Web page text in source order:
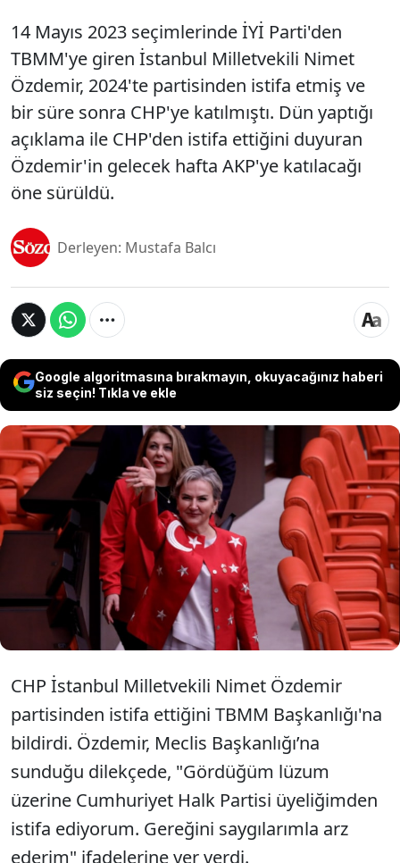
14 Mayıs 2023 seçimlerinde İYİ Parti'den
TBMM'ye giren İstanbul Milletvekili Nimet
Özdemir, 2024'te partisinden istifa etmiş ve
bir süre sonra CHP'ye katılmıştı. Dün yaptığı
açıklama ile CHP'den istifa ettiğini duyuran
Özdemir'in gelecek hafta AKP'ye katılacağı
öne sürüldü.
Derleyen: Mustafa Balcı
Google algoritmasına bırakmayın, okuyacağınız haberi
siz seçin! Tıkla ve ekle
14 Mayıs 2023 seçimlerinde İYİ Parti'den
TBMM'ye giren İstanbul Milletvekili Nimet
Özdemir, 2024'te partisinden istifa etmiş ve bir
süre sonra CHP'ye katılmıştı. Dün yaptığı
açıklama ile CHP'den istifa ettiğini duyuran
Özdemir'in gelecek hafta AKP'ye katılacağı öne
sürüldü.
CHP İstanbul Milletvekili Nimet Özdemir
partisinden istifa ettiğini TBMM Başkanlığı'na
bildirdi. Özdemir, Meclis Başkanlığı’na
sunduğu dilekçede, "Gördüğüm lüzum
üzerine Cumhuriyet Halk Partisi üyeliğimden
istifa ediyorum. Gereğini saygılarımla arz
ederim" ifadelerine yer verdi.